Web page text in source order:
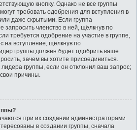
кнопку. Однако не все группы
требовать одобрения для вступления в
даже скрытыми. Если группа
запросить членство в ней, щёлкнув по
требуется одобрение на участие в группе,
на вступление, щёлкнув по
группы должен будет одобрить ваше
зачем вы хотите присоединиться.
группы, если он отклонил ваш запрос;
свои причины.
при их создании администраторами
в создании группы, сначала